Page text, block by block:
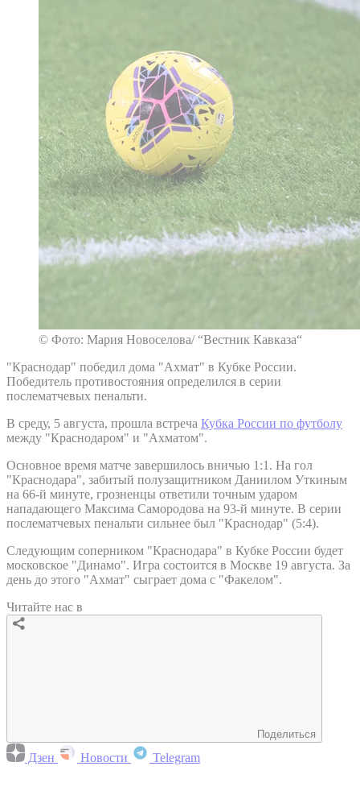
© Фото: Мария Новоселова/ “Вестник Кавказа“
"Краснодар" победил дома "Ахмат" в Кубке России.
Победитель противостояния определился в серии
послематчевых пенальти.
В среду, 5 августа, прошла встреча Кубка России по футболу
между "Краснодаром" и "Ахматом".
Основное время матче завершилось вничью 1:1. На гол
"Краснодара", забитый полузащитником Даниилом Уткиным
на 66-й минуте, грозненцы ответили точным ударом
нападающего Максима Самородова на 93-й минуте. В серии
послематчевых пенальти сильнее был "Краснодар" (5:4).
Следующим соперником "Краснодара" в Кубке России будет
московское "Динамо". Игра состоится в Москве 19 августа. За
день до этого "Ахмат" сыграет дома с "Факелом".
Читайте нас в
Поделиться
Дзен Новости Telegram